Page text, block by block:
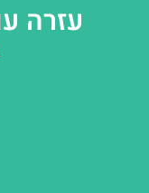
עזרה